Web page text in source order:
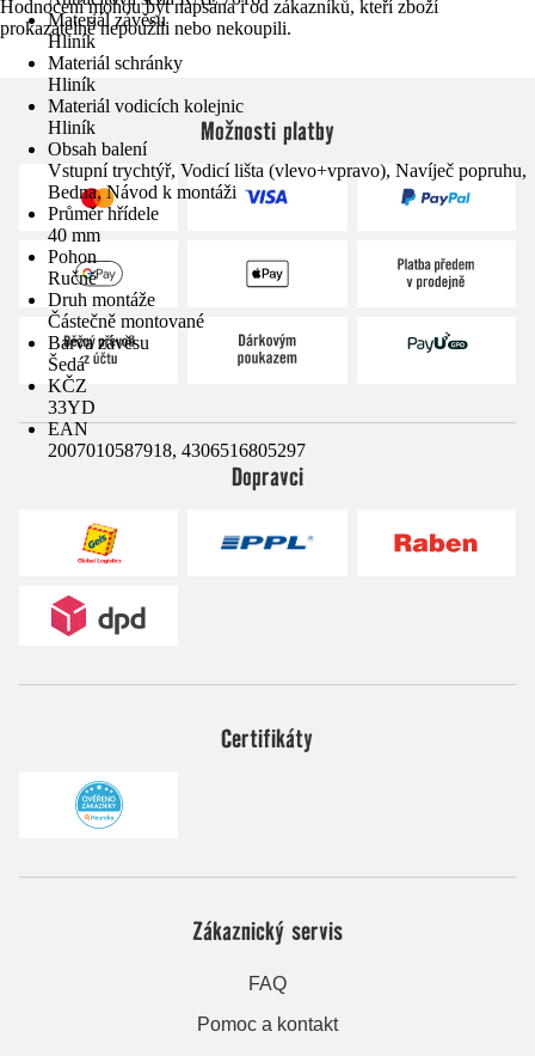
Materiál závěsu
Hliník
Materiál schránky
Hliník
Materiál vodicích kolejnic
Hliník
Obsah balení
Vstupní trychtýř, Vodicí lišta (vlevo+vpravo), Navíječ popruhu,
Bedna, Návod k montáži
Průměr hřídele
40 mm
Pohon
Ručně
Druh montáže
Částečně montované
Barva závěsu
Šedá
KČZ
33YD
EAN
2007010587918, 4306516805297
Hodnocení mohou být napsána i od zákazníků, kteří zboží
prokazatelně nepoužili nebo nekoupili.
Možnosti platby
Dopravci
Certifikáty
Zákaznický servis
FAQ
Pomoc a kontakt